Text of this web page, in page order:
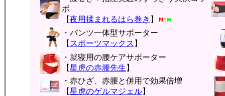
ボ
【夜用揉まれるはら巻き 】
・パンツ一体型サポーター
【 スポーツマックス 】
・就寝用の腰ケアサポーター
【星虎の赤腰先生 】
・赤ひざ、赤腰と併用で効果倍増
【星虎のゲルマジェル】